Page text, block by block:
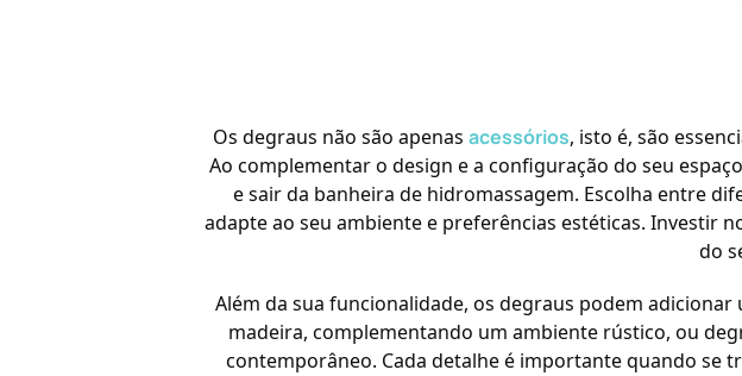
Os degraus não são apenas acessórios, isto é, são
Ao complementar o design e a configuração do seu
e sair da banheira de hidromassagem. Escolha entre
adapte ao seu ambiente e preferências estéticas. Investir
do
Além da sua funcionalidade, os degraus podem
madeira, complementando um ambiente rústico, ou
contemporâneo. Cada detalhe é importante quando se